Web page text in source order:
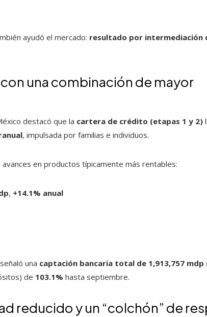
ayudó el mercado: resultado por intermediación
una combinación de mayor
destacó que la cartera de crédito (etapas 1 y 2)
, impulsada por familias e individuos.
en productos típicamente más rentables:
, +14.1% anual
una captación bancaria total de 1,913,757 mdp
de 103.1% hasta septiembre.
reducido y un “colchón” de